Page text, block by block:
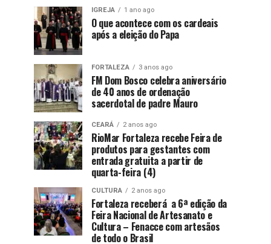
IGREJA 1 ano ago
O que acontece com os cardeais
após a eleição do Papa
FORTALEZA 3 anos ago
FM Dom Bosco celebra aniversário
de 40 anos de ordenação
sacerdotal de padre Mauro
CEARÁ 2 anos ago
RioMar Fortaleza recebe Feira de
produtos para gestantes com
entrada gratuita a partir de
quarta-feira (4)
CULTURA 2 anos ago
Fortaleza receberá a 6ª edição da
Feira Nacional de Artesanato e
Cultura – Fenacce com artesãos
de todo o Brasil